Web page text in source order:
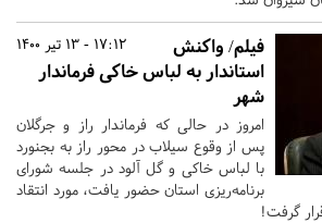
17:12 - 13 تیر 1400
فیلم/ واکنش
استاندار به لباس خاکی فرماندار
شهر
امروز در حالی که فرماندار راز و جرگلان
پس از وقوع سیلاب در محور راز به بجنورد
با لباس خاکی و گل آلود در جلسه شورای
برنامه‌ریزی استان حضور یافت، مورد انتقاد
گرفت!